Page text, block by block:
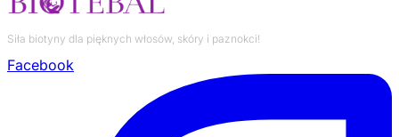
Siła biotyny dla pięknych włosów, skóry i paznokci!
Facebook